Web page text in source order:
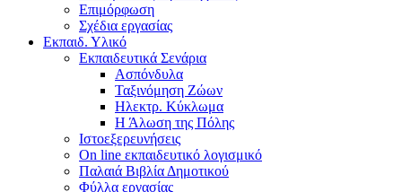
Επιμόρφωση
Σχέδια εργασίας
Εκπαιδ. Υλικό
Εκπαιδευτικά Σενάρια
Ασπόνδυλα
Ταξινόμηση Ζώων
Ηλεκτρ. Κύκλωμα
Η Άλωση της Πόλης
Ιστοεξερευνήσεις
On line εκπαιδευτικό λογισμικό
Παλαιά Βιβλία Δημοτικού
Φύλλα εργασίας